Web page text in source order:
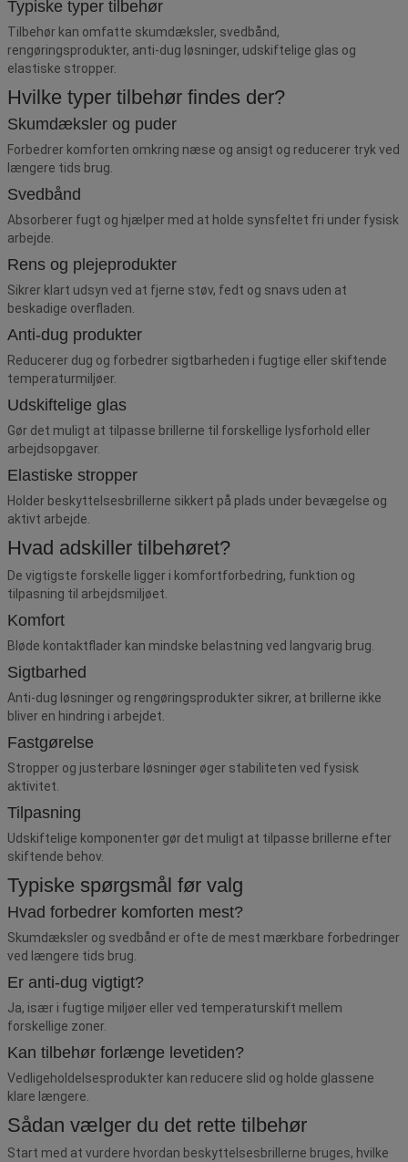
Typiske typer tilbehør
Tilbehør kan omfatte skumdæksler, svedbånd,
rengøringsprodukter, anti-dug løsninger, udskiftelige glas og
elastiske stropper.
Hvilke typer tilbehør findes der?
Skumdæksler og puder
Forbedrer komforten omkring næse og ansigt og reducerer tryk ved
længere tids brug.
Svedbånd
Absorberer fugt og hjælper med at holde synsfeltet fri under fysisk
arbejde.
Rens og plejeprodukter
Sikrer klart udsyn ved at fjerne støv, fedt og snavs uden at
beskadige overfladen.
Anti-dug produkter
Reducerer dug og forbedrer sigtbarheden i fugtige eller skiftende
temperaturmiljøer.
Udskiftelige glas
Gør det muligt at tilpasse brillerne til forskellige lysforhold eller
arbejdsopgaver.
Elastiske stropper
Holder beskyttelsesbrillerne sikkert på plads under bevægelse og
aktivt arbejde.
Hvad adskiller tilbehøret?
De vigtigste forskelle ligger i komfortforbedring, funktion og
tilpasning til arbejdsmiljøet.
Komfort
Bløde kontaktflader kan mindske belastning ved langvarig brug.
Sigtbarhed
Anti-dug løsninger og rengøringsprodukter sikrer, at brillerne ikke
bliver en hindring i arbejdet.
Fastgørelse
Stropper og justerbare løsninger øger stabiliteten ved fysisk
aktivitet.
Tilpasning
Udskiftelige komponenter gør det muligt at tilpasse brillerne efter
skiftende behov.
Typiske spørgsmål før valg
Hvad forbedrer komforten mest?
Skumdæksler og svedbånd er ofte de mest mærkbare forbedringer
ved længere tids brug.
Er anti-dug vigtigt?
Ja, især i fugtige miljøer eller ved temperaturskift mellem
forskellige zoner.
Kan tilbehør forlænge levetiden?
Vedligeholdelsesprodukter kan reducere slid og holde glassene
klare længere.
Sådan vælger du det rette tilbehør
Start med at vurdere hvordan beskyttelsesbrillerne bruges, hvilke